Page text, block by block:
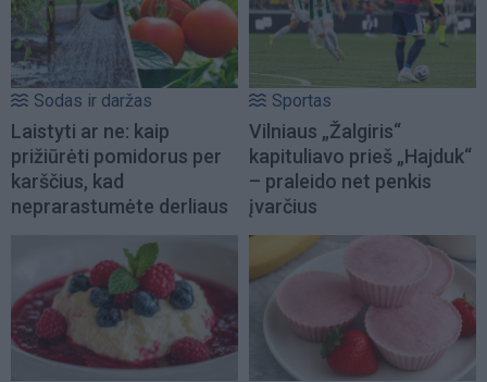
Sodas ir daržas
Laistyti ar ne: kaip
prižiūrėti pomidorus per
karščius, kad
neprarastumėte derliaus
Sportas
Vilniaus „Žalgiris“
kapituliavo prieš „Hajduk“
– praleido net penkis
įvarčius